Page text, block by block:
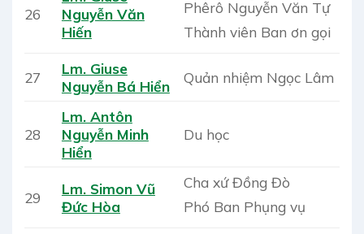
26
Nguyễn Văn
Hiến
Phêrô Nguyễn Văn Tự
Thành viên Ban ơn gọi
27
Lm. Giuse
Nguyễn Bá Hiển
Quản nhiệm Ngọc Lâm
28
Lm. Antôn
Nguyễn Minh
Hiển
Du học
29
Lm. Simon Vũ
Đức Hòa
Cha xứ Đồng Đò
Phó Ban Phụng vụ